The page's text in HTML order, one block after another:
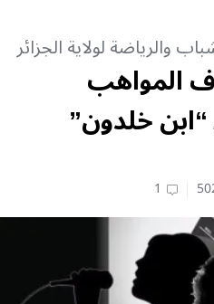
والرياضة لولاية الجزائر
المواهب
خلدون”
1